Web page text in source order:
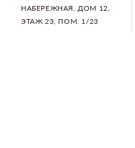
НАБЕРЕЖНАЯ, ДОМ 12,
ЭТАЖ 23, ПОМ. 1/23